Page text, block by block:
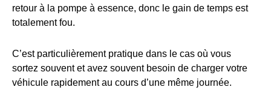
retour à la pompe à essence, donc le gain de temps est
totalement fou.
C’est particulièrement pratique dans le cas où vous
sortez souvent et avez souvent besoin de charger votre
véhicule rapidement au cours d’une même journée.